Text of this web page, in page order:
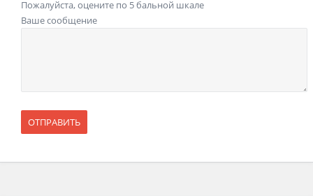
Пожалуйста, оцените по 5 бальной шкале
Ваше сообщение